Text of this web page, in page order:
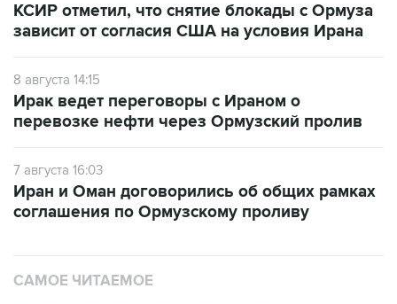
КСИР отметил, что снятие блокады с Ормуза
зависит от согласия США на условия Ирана
8 августа 14:15
Ирак ведет переговоры с Ираном о
перевозке нефти через Ормузский пролив
7 августа 16:03
Иран и Оман договорились об общих рамках
соглашения по Ормузскому проливу
САМОЕ ЧИТАЕМОЕ